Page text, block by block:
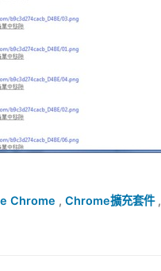
Chrome , Chrome擴充套件,